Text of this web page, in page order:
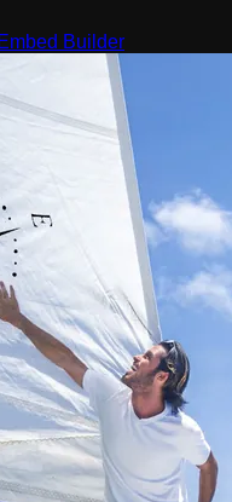
Builder